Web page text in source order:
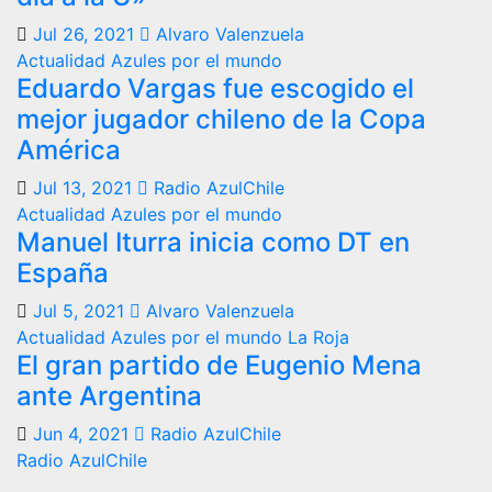
Jul 26, 2021
Alvaro Valenzuela
Actualidad Azules por el mundo
Eduardo Vargas fue escogido el
mejor jugador chileno de la Copa
América
Jul 13, 2021
Radio AzulChile
Actualidad Azules por el mundo
Manuel Iturra inicia como DT en
España
Jul 5, 2021
Alvaro Valenzuela
Actualidad Azules por el mundo La Roja
El gran partido de Eugenio Mena
ante Argentina
Jun 4, 2021
Radio AzulChile
Radio AzulChile